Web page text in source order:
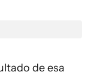
de esa